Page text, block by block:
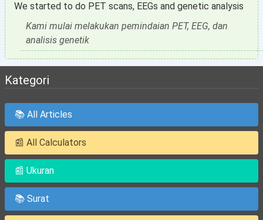
We started to do PET scans, EEGs and genetic analysis
Kami mulai melakukan pemindaian PET, EEG, dan
analisis genetik
Kategori
📚 All Articles
📰 All Calculators
📰 Ukuran
📚 Surat